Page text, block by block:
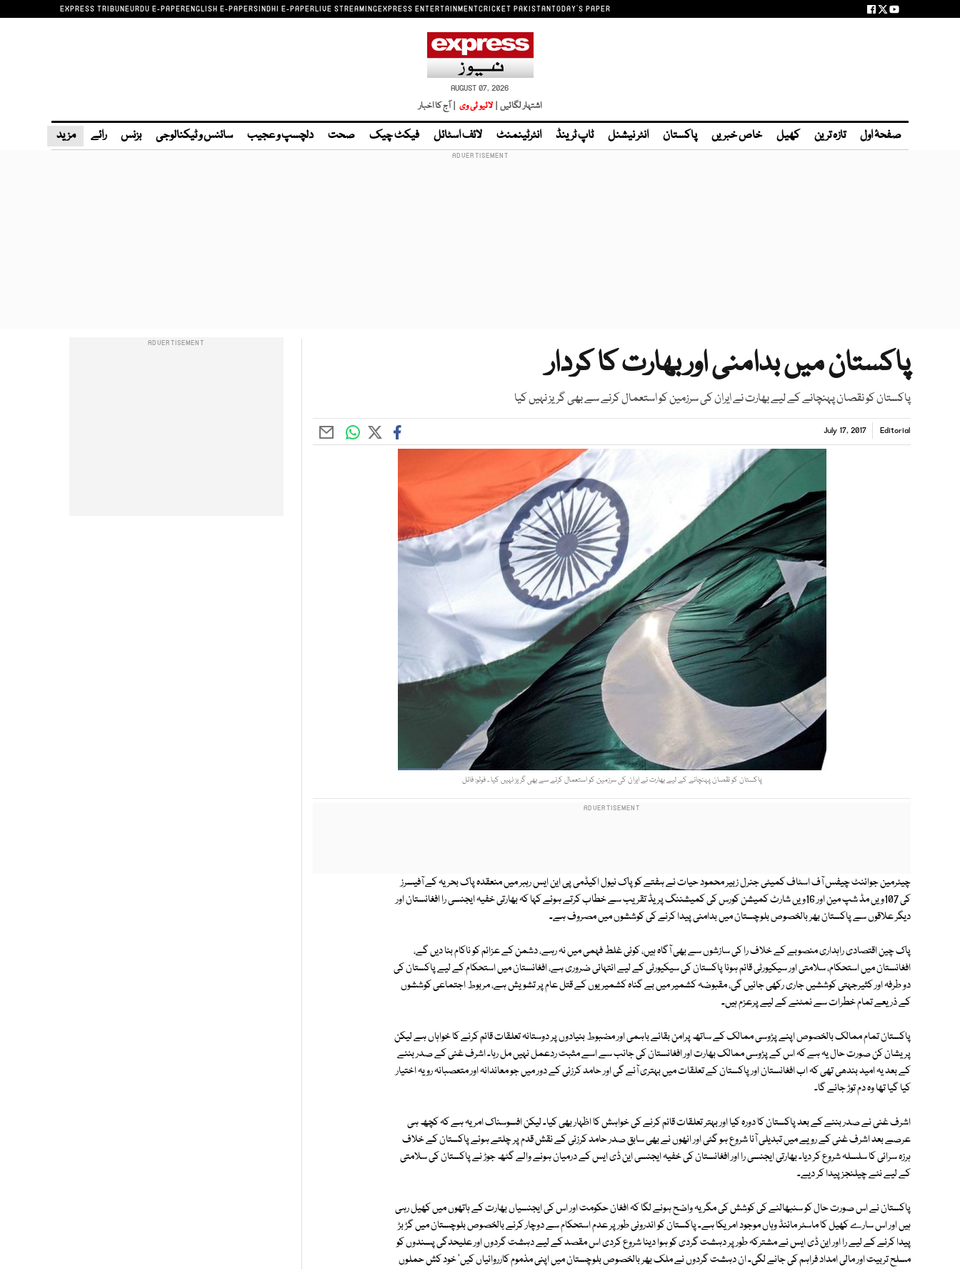
EXPRESS TRIBUNEURDU E-PAPERENGLISH E-PAPERSINDHI E-PAPERLIVE STREAMINGEXPRESS ENTERTAINMENTCRICKET PAKISTANTODAY'S PAPER
AUGUST 07, 2026
اشتہار لگائیں | لائیو ٹی وی | آج کا اخبار
صفحۂ اول تازہ ترین کھیل خاص خبریں پاکستان انٹر نیشنل ٹاپ ٹرینڈ انٹرٹینمنٹ لائف اسٹائل فیکٹ چیک صحت دلچسپ و عجیب سائنس و ٹیکنالوجی بزنس رائے مزید
پاکستان میں بدامنی اور بھارت کا کردار
پاکستان کو نقصان پہنچانے کے لیے بھارت نے ایران کی سرزمین کو استعمال کرنے سے بھی گریز نہیں کیا
Editorial
July 17, 2017
پاکستان کو نقصان پہنچانے کے لیے بھارت نے ایران کی سرزمین کو استعمال کرنے سے بھی گریز نہیں کیا ۔ فوٹو: فائل
چیئرمین جوائنٹ چیفس آف اسٹاف کمیٹی جنرل زبیر محمود حیات نے ہفتے کو پاک نیول اکیڈمی پی این ایس رہبر میں منعقدہ پاک بحریہ کے آفیسرز
کی 107ویں مڈ شپ مین اور 16ویں شارٹ کمیشن کورس کی کمیشننگ پریڈ تقریب سے خطاب کرتے ہوئے کہا کہ بھارتی خفیہ ایجنسی را افغانستان اور
دیگر علاقوں سے پاکستان بھر بالخصوص بلوچستان میں بدامنی پیدا کرنے کی کوششوں میں مصروف ہے۔
پاک چین اقتصادی راہداری منصوبے کے خلاف را کی سازشوں سے بھی آگاہ ہیں، کوئی غلط فہمی میں نہ رہے، دشمن کے عزائم کو ناکام بنا دیں گے،
افغانستان میں استحکام، سلامتی اور سیکیورٹی قائم ہونا پاکستان کی سیکیورٹی کے لیے انتہائی ضروری ہے، افغانستان میں استحکام کے لیے پاکستان کی
دو طرفہ اور کثیرجہتی کوششیں جاری رکھی جائیں گی، مقبوضہ کشمیر میں بے گناہ کشمیریوں کے قتل عام پر تشویش ہے، مربوط اجتماعی کوششوں
کے ذریعے تمام خطرات سے نمٹنے کے لیے پرعزم ہیں۔
پاکستان تمام ممالک بالخصوص اپنے پڑوسی ممالک کے ساتھ پرامن بقائے باہمی اور مضبوط بنیادوں پر دوستانہ تعلقات قائم کرنے کا خواہاں ہے لیکن
پریشان کن صورت حال یہ ہے کہ اس کے پڑوسی ممالک بھارت اور افغانستان کی جانب سے اسے مثبت ردعمل نہیں مل رہا۔ اشرف غنی کے صدر بننے
کے بعد یہ امید بندھی تھی کہ اب افغانستان اور پاکستان کے تعلقات میں بہتری آئے گی اور حامد کرزئی کے دور میں جو معاندانہ اور متعصبانہ رویہ اختیار
کیا گیا تھا وہ دم توڑ جائے گا۔
اشرف غنی نے صدر بننے کے بعد پاکستان کا دورہ کیا اور بہتر تعلقات قائم کرنے کی خواہش کا اظہار بھی کیا۔ لیکن افسوسناک امر یہ ہے کہ کچھ ہی
عرصے بعد اشرف غنی کے رویے میں تبدیلی آنا شروع ہو گئی اور انھوں نے بھی سابق صدر حامد کرزئی کے نقش قدم پر چلتے ہوئے پاکستان کے خلاف
ہرزہ سرائی کا سلسلہ شروع کر دیا۔ بھارتی ایجنسی را اور افغانستان کی خفیہ ایجنسی این ڈی ایس کے درمیان ہونے والے گٹھ جوڑ نے پاکستان کی سلامتی
کے لیے نئے چیلنجز پیدا کر دیے۔
پاکستان نے اس صورت حال کو سنبھالنے کی کوشش کی مگر یہ واضح ہونے لگا کہ افغان حکومت اور اس کی ایجنسیاں بھارت کے ہاتھوں میں کھیل رہی
ہیں اور اس سارے کھیل کا ماسٹر مائنڈ وہاں موجود امریکا ہے۔ پاکستان کو اندرونی طور پر عدم استحکام سے دوچار کرنے بالخصوص بلوچستان میں گڑ بڑ
پیدا کرنے کے لیے را اور این ڈی ایس نے مشترکہ طور پر دہشت گردی کو ہوا دینا شروع کردی اس مقصد کے لیے دہشت گردوں اور علیحدگی پسندوں کو
مسلح تربیت اور مالی امداد فراہم کی جانے لگی۔ ان دہشت گردوں نے ملک بھر بالخصوص بلوچستان میں اپنی مذموم کارروائیاں کیں' خود کش حملوں